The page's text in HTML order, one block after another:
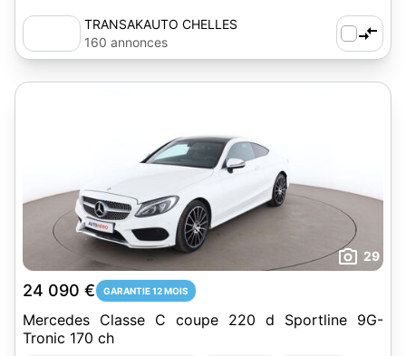
TRANSAKAUTO CHELLES
160 annonces
29
24 090 € GARANTIE 12 MOIS
Mercedes Classe C coupe 220 d Sportline 9G-
Tronic 170 ch